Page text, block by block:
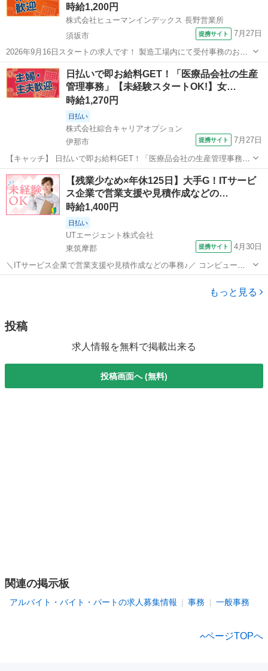
い環境でお仕事始めるの...
時給1,200円
株式会社ヒューマンインデックス 長野営業所
須坂市
提携サイト 7月27日
2026年9月16日スタートの求人です！ 製造工場内にて受付事務のお仕
事をお願いします。2名体制での対応となります 【具体的には】 ・来
客の対応（受付・ご案内・社内への取次ぎ） ・電話対応（お取引先・
従業員からの電話対応...
長野 須坂市 受付
日払いで即お給料GET！「医療品会社の生産
管理事務」【未経験スタートOK!】女…
時給1,270円
日払い
株式会社綜合キャリアオプション
伊那市
提携サイト 7月27日
【キャッチ】 日払いで即お給料GET！「医療品会社の生産管理事務」
【未経験スタートOK!】女性が多めの職場♪ウレシイ☆土日祝休♪少人
数の職場!高時給1270円！ 【コメント】 製造のお仕事をお探しにおス
スメ♪ 「未経験で...
長野 伊那市 一般事務
【残業少なめ×年休125日】大手G！ITサービ
ス企業で営業支援や見積作成などの…
時給1,400円
日払い
UTエージェント株式会社
東筑摩郡
提携サイト 4月30日
＼ITサービス企業で営業支援や見積作成などの事務♪／ コンピュータ
ーおよび周辺機器、 情報ネットワークサービスなどを扱っている会社
です♪ コミュニケーション力やPCスキルを高められるお仕事です！ ＜
もっと見る
投稿
求人情報を無料で掲載出来る
投稿画面へ (無料)
関連の掲示板
アルバイト・バイト・パートの求人募集情報 事務 一般事務
ページTOPへ